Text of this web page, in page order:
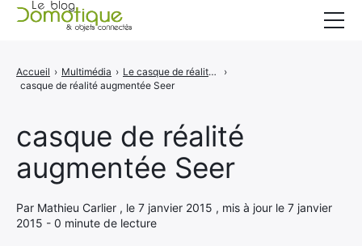
casque de réalité
augmentée Seer
Par Mathieu Carlier , le 7 janvier 2015 , mis à jour le 7 janvier
2015 - 0 minute de lecture
Accueil › Multimédia › Le casque de réalité augmentée Seer
›
casque de réalité augmentée Seer
Catégories
CONTACT